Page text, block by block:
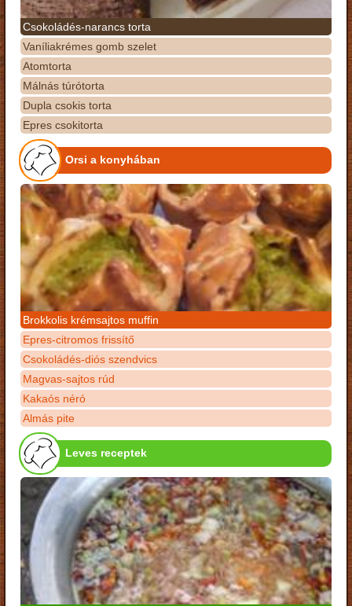
Csokoládés-narancs torta
Vaníliakrémes gomb szelet
Atomtorta
Málnás túrótorta
Dupla csokis torta
Epres csokitorta
Orsi a konyhában
Brokkolis krémsajtos muffin
Epres-citromos frissítő
Csokoládés-diós szendvics
Magvas-sajtos rúd
Kakaós néró
Almás pite
Leves receptek